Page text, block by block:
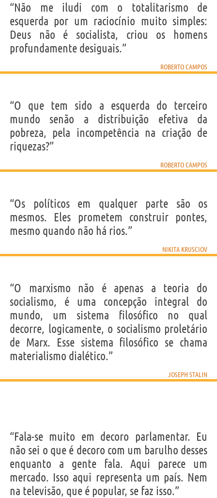
“Não me iludi com o totalitarismo de
esquerda por um raciocínio muito simples:
Deus não é socialista, criou os homens
profundamente desiguais.”
ROBERTO CAMPOS
“O que tem sido a esquerda do terceiro
mundo senão a distribuição efetiva da
pobreza, pela incompetência na criação de
riquezas?”
ROBERTO CAMPOS
“Os políticos em qualquer parte são os
mesmos. Eles prometem construir pontes,
mesmo quando não há rios.”
NIKITA KRUSCIOV
“O marxismo não é apenas a teoria do
socialismo, é uma concepção integral do
mundo, um sistema filosófico no qual
decorre, logicamente, o socialismo proletário
de Marx. Esse sistema filosófico se chama
materialismo dialético.”
JOSEPH STALIN
“Fala-se muito em decoro parlamentar. Eu
não sei o que é decoro com um barulho desses
enquanto a gente fala. Aqui parece um
mercado. Isso aqui representa um país. Nem
na televisão, que é popular, se faz isso.”